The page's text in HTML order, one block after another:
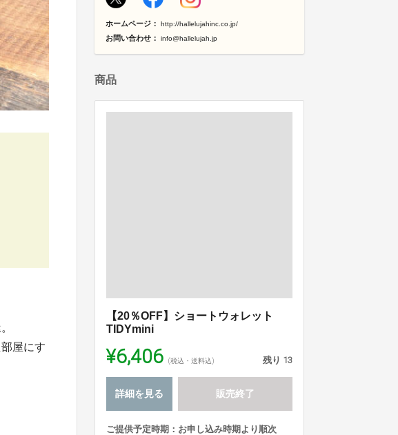
屋にす
ホームページ： http://hallelujahinc.co.jp/
お問い合わせ： info@hallelujah.jp
商品
【20％OFF】ショートウォレット
TIDYmini
¥6,406 (税込・送料込) 残り 13
詳細を見る 販売終了
ご提供予定時期：お申し込み時期より順次